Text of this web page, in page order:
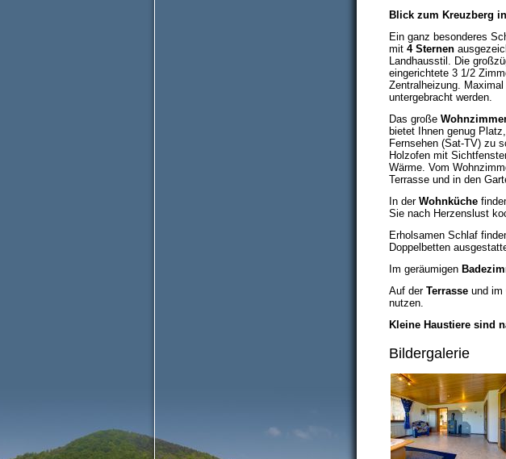
Blick zum Kreuzberg
Ein ganz besonderes
mit 4 Sternen
Landhausstil. Die
eingerichtete 3 1/2
Zentralheizung.
untergebracht werden.
Das große
bietet Ihnen genug
Fernsehen (Sat-TV) zu
Holzofen mit
Wärme. Vom
Terrasse und in den
In der Wohnküche
Sie nach Herzenslust
Erholsamen Schlaf
Doppelbetten
Im geräumigen
Auf der Terrasse und im
nutzen.
Kleine Haustiere sind
Bildergalerie